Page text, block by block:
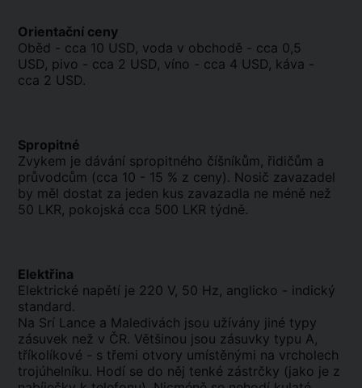
Orientační ceny
Oběd - cca 10 USD, voda v obchodě - cca 0,5
USD, pivo - cca 2 USD, víno - cca 4 USD, káva -
cca 2 USD.
Spropitné
Zvykem je dávání spropitného číšníkům, řidičům a
průvodcům (cca 10 - 15 % z ceny). Nosič zavazadel
by měl dostat za jeden kus zavazadla ne méně než
50 LKR, pokojská cca 500 LKR týdně.
Elektřina
Elektrické napětí je 220 V, 50 Hz, anglicko - indický
standard.
Na Srí Lance a Maledivách jsou užívány jiné typy
zásuvek než v ČR. Většinou jsou zásuvky typu A,
tříkolíkové - s třemi otvory umístěnými na vrcholech
trojúhelníku. Hodí se do něj tenké zástrčky (jako je z